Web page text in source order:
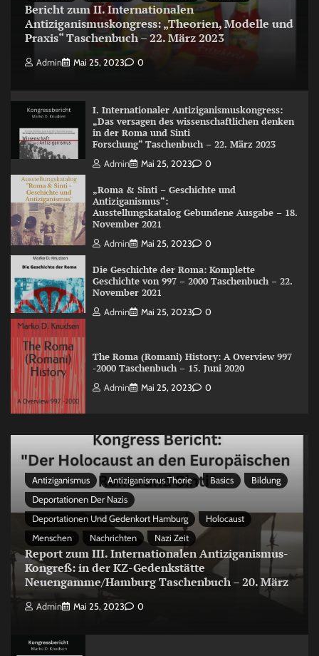
Bericht zum II. Internationalen
Antiziganismuskongress: „Theorien, Modelle und
Praxis“ Taschenbuch – 22. März 2023
Admin Mai 25, 2023 0
I. Internationaler Antiziganismuskongress:
„Das versagen des wissenschaftlichen denken
in der Roma und Sinti
Forschung“ Taschenbuch – 22. März 2023
Admin Mai 25, 2023 0
„Roma & Sinti – Geschichte und
Antiziganismus“:
Ausstellungskatalog Gebundene Ausgabe – 18.
November 2021
Admin Mai 25, 2023 0
Die Geschichte der Roma: Komplette
Geschichte von 997 – 2000 Taschenbuch – 22.
November 2021
Admin Mai 25, 2023 0
The Roma (Romani) History: A Overview 997
-2000 Taschenbuch – 15. Juni 2020
Admin Mai 25, 2023 0
Antiziganismus Antiziganismus Thorie Basics
Bildung
Deportationen Der Nazis
Deportationen Und Gedenkort Hamburg
Holocaust
Menschen
Nachrichten Nazi Zeit
Report zum III. Internationalen Antiziganismus-
Kongreß: in der KZ-Gedenkstätte
Neuengamme/Hamburg Taschenbuch – 20. März
Admin Mai 25, 2023 0